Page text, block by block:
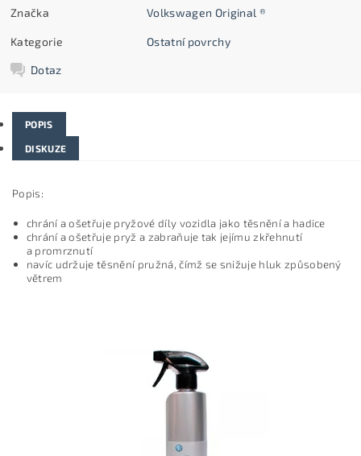
Značka Volkswagen Original ®
Kategorie Ostatní povrchy
Dotaz
POPIS
DISKUZE
Popis:
chrání a ošetřuje pryžové díly vozidla jako těsnění a hadice
chrání a ošetřuje pryž a zabraňuje tak jejímu zkřehnutí
a promrznutí
navíc udržuje těsnění pružná, čímž se snižuje hluk způsobený
větrem